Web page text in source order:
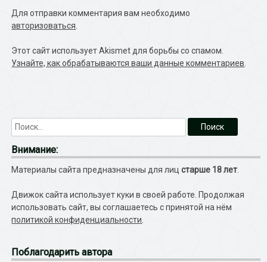
Для отправки комментария вам необходимо
авторизоваться
Этот сайт использует Akismet для борьбы со спамом.
Узнайте, как обрабатываются ваши данные комментариев
Внимание:
Материалы сайта предназначены для лицстарше 18 лет
Движок сайта использует куки в своей работе. Продолжая
использовать сайт, вы соглашаетесь с принятой на нём
политикой конфиденциальности
Поблагодарить автора